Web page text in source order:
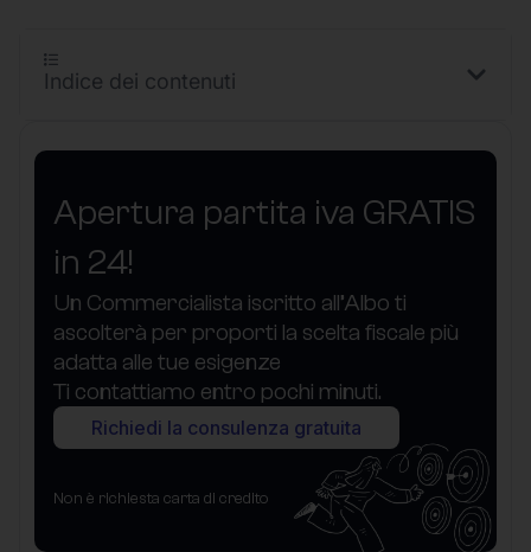
Apertura partita iva GRATIS
in 24!
Un Commercialista iscritto all’Albo ti
ascolterà per proporti la scelta fiscale più
adatta alle tue esigenze
Ti contattiamo entro pochi minuti.
Richiedi la consulenza gratuita
Non è richiesta carta di credito
Indice dei contenuti